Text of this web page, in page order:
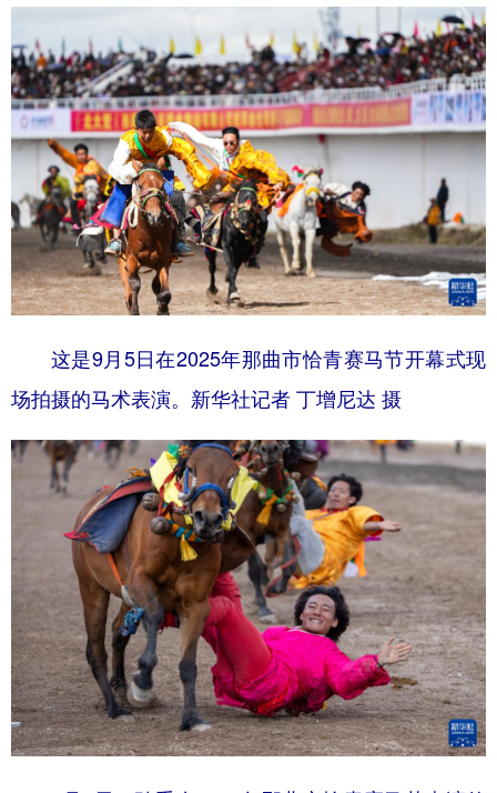
这是9月5日在2025年那曲市恰青赛马节开幕式现
场拍摄的马术表演。新华社记者 丁增尼达 摄